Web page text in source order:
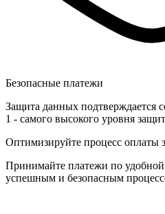
Безопасные платежи
Защита данных подтверждается
1 - самого высокого уровня
Оптимизируйте процесс оплаты
Принимайте платежи по
успешным и безопасным